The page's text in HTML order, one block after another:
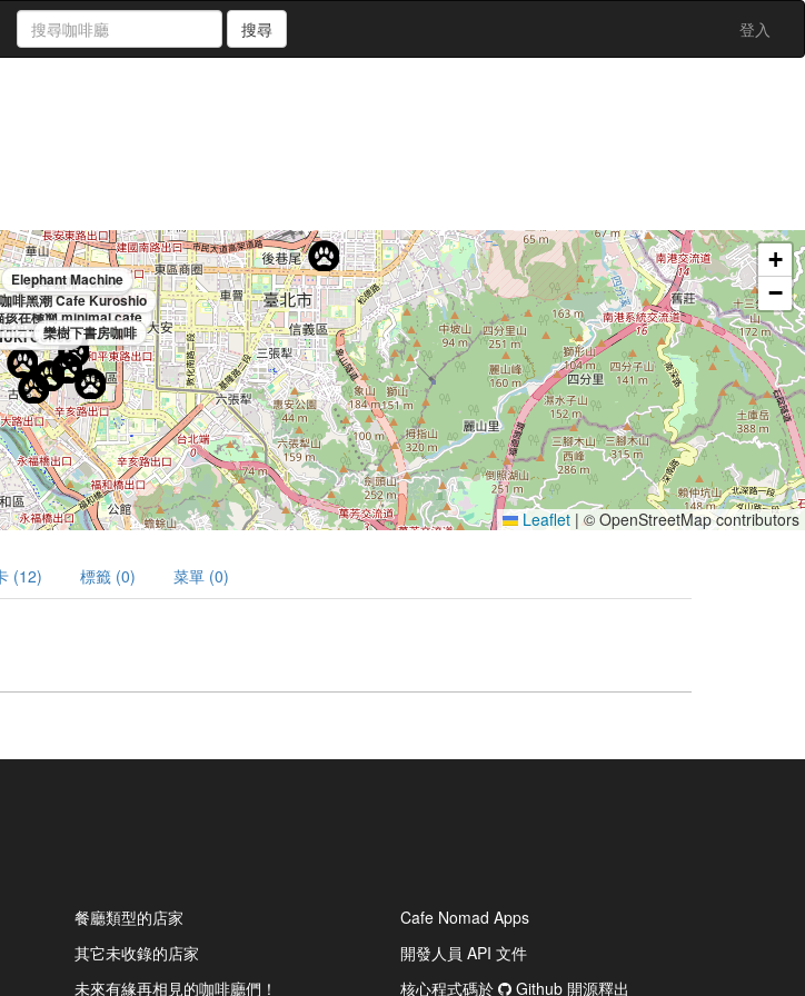
搜尋 登入
Coffee
烘咖啡古亭店
路燈咖啡 師大店
孩在極簡 minimal cafe
欒樹下書房咖啡
咖啡黑潮 Cafe Kuroshio
鴉埠咖啡 Yaboo
Elephant Machine
+
−
Leaflet | © OpenStreetMap contributors
(12) 標籤 (0) 菜單 (0)
餐廳類型的店家
其它未收錄的店家
未來有緣再相見的咖啡廳們！
Cafe Nomad Apps
開發人員 API 文件
核心程式碼於
Github 開源釋出